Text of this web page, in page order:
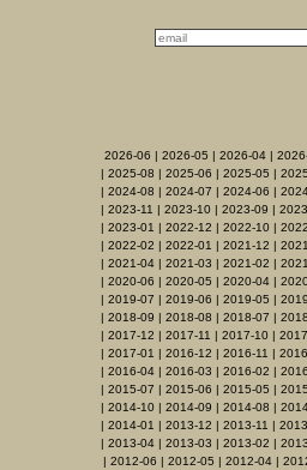
2026-06 | 2026-05 | 2026-04 |
| 2025-08 | 2025-06 | 2025-05 |
| 2024-08 | 2024-07 | 2024-06 |
| 2023-11 | 2023-10 | 2023-09 |
| 2023-01 | 2022-12 | 2022-10|
| 2022-02 | 2022-01 | 2021-12 |
| 2021-04| 2021-03 | 2021-02 |
| 2020-06 | 2020-05 | 2020-04 |
| 2019-07 | 2019-06 | 2019-05 |
| 2018-09 | 2018-08 | 2018-07 |
| 2017-12 | 2017-11 | 2017-10 |
| 2017-01 | 2016-12 | 2016-11 |
| 2016-04 | 2016-03 | 2016-02 |
| 2015-07 | 2015-06 | 2015-05 |
| 2014-10| 2014-09 | 2014-08 |
| 2014-01 | 2013-12 | 2013-11 |
| 2013-04 | 2013-03 | 2013-02 |
| 2012-06 | 2012-05 | 2012-04 |